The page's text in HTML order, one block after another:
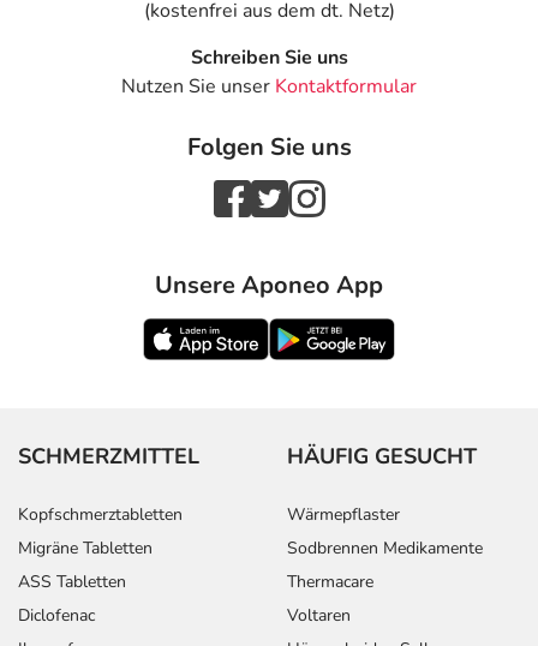
(kostenfrei aus dem dt. Netz)
Schreiben Sie uns
Nutzen Sie unser Kontaktformular
Folgen Sie uns
Unsere Aponeo App
SCHMERZMITTEL
Kopfschmerztabletten
Migräne Tabletten
ASS Tabletten
Diclofenac
HÄUFIG GESUCHT
Wärmepflaster
Sodbrennen Medikamente
Thermacare
Voltaren